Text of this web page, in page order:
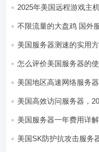
2025年美国远程游戏主
不限流量的大盘鸡 国外
美国服务器测速的实用
怎么评价美国服务器的
美国地区高速网络服务
美国高效访问服务器，
美国服务器一年费用详
美国SK防护抗攻击服务